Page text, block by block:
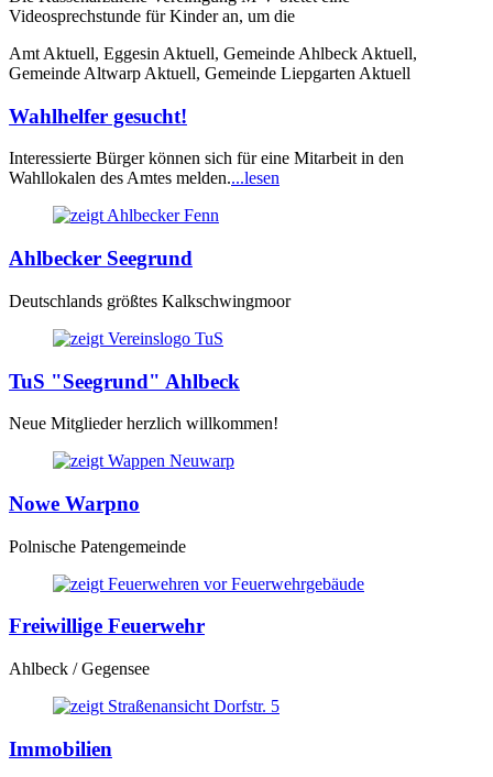
Videosprechstunde für Kinder an, um die
Amt Aktuell, Eggesin Aktuell, Gemeinde Ahlbeck Aktuell,
Gemeinde Altwarp Aktuell, Gemeinde Liepgarten Aktuell
Wahlhelfer gesucht!
Interessierte Bürger können sich für eine Mitarbeit in den
Wahllokalen des Amtes melden....lesen
Ahlbecker Seegrund
Deutschlands größtes Kalkschwingmoor
TuS "Seegrund" Ahlbeck
Neue Mitglieder herzlich willkommen!
Nowe Warpno
Polnische Patengemeinde
Freiwillige Feuerwehr
Ahlbeck / Gegensee
Immobilien